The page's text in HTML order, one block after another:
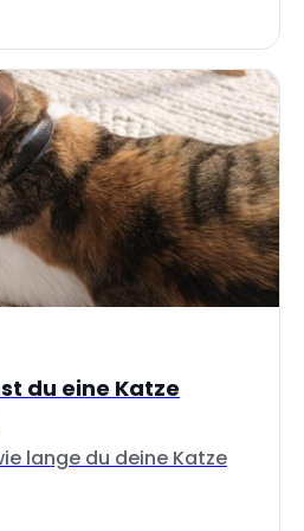
du eine Katze
lange du deine Katze